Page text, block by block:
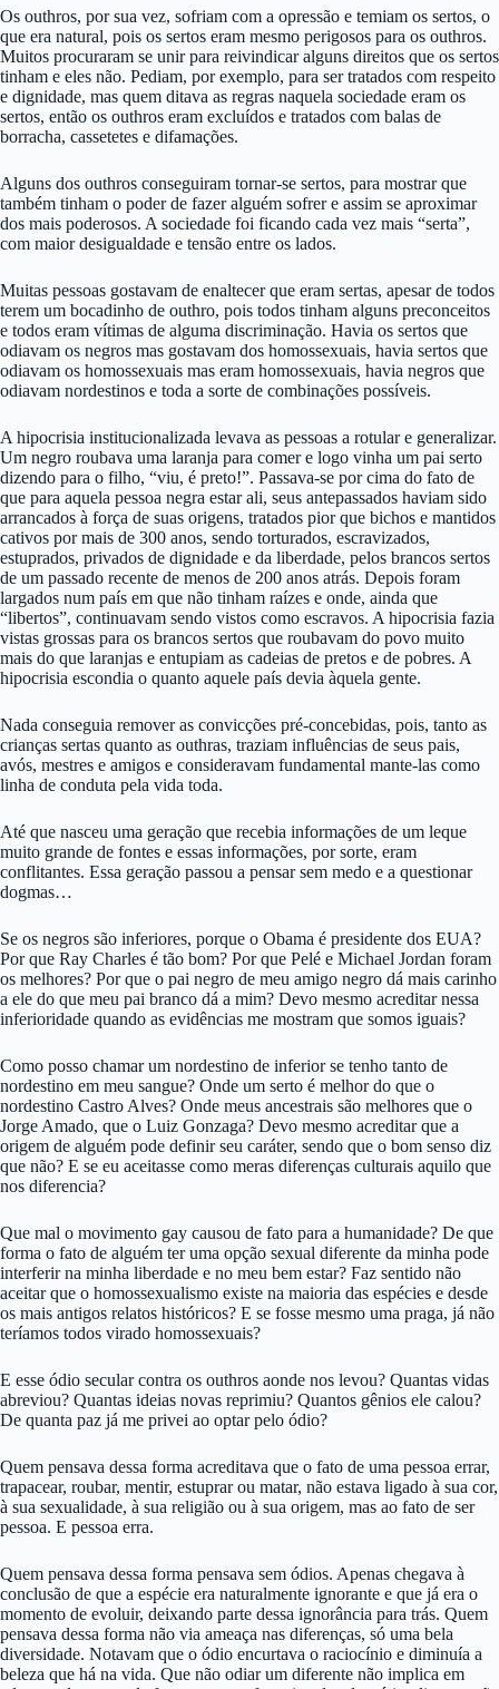
Os outhros, por sua vez, sofriam com a opressão e temiam os sertos, o
que era natural, pois os sertos eram mesmo perigosos para os outhros.
Muitos procuraram se unir para reivindicar alguns direitos que os sertos
tinham e eles não. Pediam, por exemplo, para ser tratados com respeito
e dignidade, mas quem ditava as regras naquela sociedade eram os
sertos, então os outhros eram excluídos e tratados com balas de
borracha, cassetetes e difamações.
Alguns dos outhros conseguiram tornar-se sertos, para mostrar que
também tinham o poder de fazer alguém sofrer e assim se aproximar
dos mais poderosos. A sociedade foi ficando cada vez mais “serta”,
com maior desigualdade e tensão entre os lados.
Muitas pessoas gostavam de enaltecer que eram sertas, apesar de todos
terem um bocadinho de outhro, pois todos tinham alguns preconceitos
e todos eram vítimas de alguma discriminação. Havia os sertos que
odiavam os negros mas gostavam dos homossexuais, havia sertos que
odiavam os homossexuais mas eram homossexuais, havia negros que
odiavam nordestinos e toda a sorte de combinações possíveis.
A hipocrisia institucionalizada levava as pessoas a rotular e generalizar.
Um negro roubava uma laranja para comer e logo vinha um pai serto
dizendo para o filho, “viu, é preto!”. Passava-se por cima do fato de
que para aquela pessoa negra estar ali, seus antepassados haviam sido
arrancados à força de suas origens, tratados pior que bichos e mantidos
cativos por mais de 300 anos, sendo torturados, escravizados,
estuprados, privados de dignidade e da liberdade, pelos brancos sertos
de um passado recente de menos de 200 anos atrás. Depois foram
largados num país em que não tinham raízes e onde, ainda que
“libertos”, continuavam sendo vistos como escravos. A hipocrisia fazia
vistas grossas para os brancos sertos que roubavam do povo muito
mais do que laranjas e entupiam as cadeias de pretos e de pobres. A
hipocrisia escondia o quanto aquele país devia àquela gente.
Nada conseguia remover as convicções pré-concebidas, pois, tanto as
crianças sertas quanto as outhras, traziam influências de seus pais,
avós, mestres e amigos e consideravam fundamental mante-las como
linha de conduta pela vida toda.
Até que nasceu uma geração que recebia informações de um leque
muito grande de fontes e essas informações, por sorte, eram
conflitantes. Essa geração passou a pensar sem medo e a questionar
dogmas…
Se os negros são inferiores, porque o Obama é presidente dos EUA?
Por que Ray Charles é tão bom? Por que Pelé e Michael Jordan foram
os melhores? Por que o pai negro de meu amigo negro dá mais carinho
a ele do que meu pai branco dá a mim? Devo mesmo acreditar nessa
inferioridade quando as evidências me mostram que somos iguais?
Como posso chamar um nordestino de inferior se tenho tanto de
nordestino em meu sangue? Onde um serto é melhor do que o
nordestino Castro Alves? Onde meus ancestrais são melhores que o
Jorge Amado, que o Luiz Gonzaga? Devo mesmo acreditar que a
origem de alguém pode definir seu caráter, sendo que o bom senso diz
que não? E se eu aceitasse como meras diferenças culturais aquilo que
nos diferencia?
Que mal o movimento gay causou de fato para a humanidade? De que
forma o fato de alguém ter uma opção sexual diferente da minha pode
interferir na minha liberdade e no meu bem estar? Faz sentido não
aceitar que o homossexualismo existe na maioria das espécies e desde
os mais antigos relatos históricos? E se fosse mesmo uma praga, já não
teríamos todos virado homossexuais?
E esse ódio secular contra os outhros aonde nos levou? Quantas vidas
abreviou? Quantas ideias novas reprimiu? Quantos gênios ele calou?
De quanta paz já me privei ao optar pelo ódio?
Quem pensava dessa forma acreditava que o fato de uma pessoa errar,
trapacear, roubar, mentir, estuprar ou matar, não estava ligado à sua cor,
à sua sexualidade, à sua religião ou à sua origem, mas ao fato de ser
pessoa. E pessoa erra.
Quem pensava dessa forma pensava sem ódios. Apenas chegava à
conclusão de que a espécie era naturalmente ignorante e que já era o
momento de evoluir, deixando parte dessa ignorância para trás. Quem
pensava dessa forma não via ameaça nas diferenças, só uma bela
diversidade. Notavam que o ódio encurtava o raciocínio e diminuía a
beleza que há na vida. Que não odiar um diferente não implica em